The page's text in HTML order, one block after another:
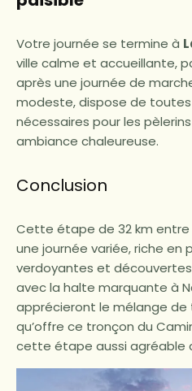
Votre journée se termine à
ville calme et accueillante,
après une journée de
modeste, dispose de
nécessaires pour les
ambiance chaleureuse.
Conclusion
Cette étape de 32 km entre
une journée variée, riche en
verdoyantes et
avec la halte marquante à
apprécieront le mélange
qu’offre ce tronçon du
cette étape aussi agréable